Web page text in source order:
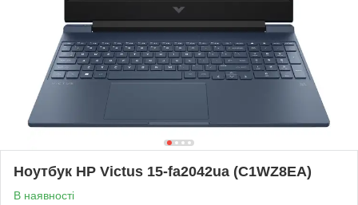
Ноутбук HP Victus 15-fa2042ua (C1WZ8EA)
В наявності